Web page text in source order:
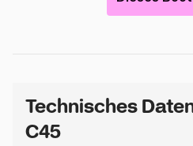
Technisches
C45